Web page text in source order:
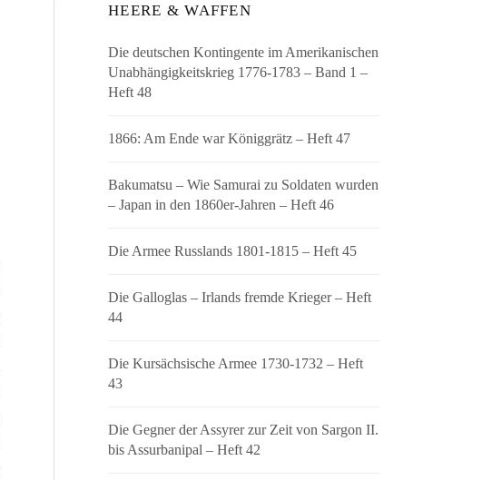
HEERE & WAFFEN
Die deutschen Kontingente im Amerikanischen
Unabhängigkeitskrieg 1776-1783 – Band 1 –
Heft 48
1866: Am Ende war Königgrätz – Heft 47
Bakumatsu – Wie Samurai zu Soldaten wurden
– Japan in den 1860er-Jahren – Heft 46
Die Armee Russlands 1801-1815 – Heft 45
Die Galloglas – Irlands fremde Krieger – Heft
44
Die Kursächsische Armee 1730-1732 – Heft
43
Die Gegner der Assyrer zur Zeit von Sargon II.
bis Assurbanipal – Heft 42